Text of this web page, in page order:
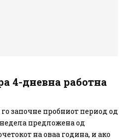
4-дневна работна
започне пробниот период од
предложена од
на оваа година, и ако